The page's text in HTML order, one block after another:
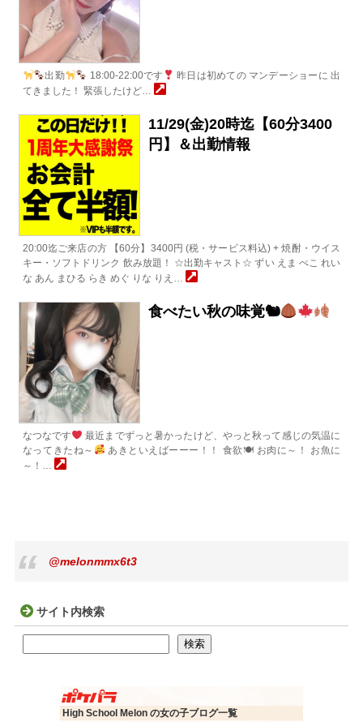
出勤 18:00-22:00です
昨日は初めての マンデーショーに 出
てきました！ 緊張したけど…
11/29(金)20時迄【60分3400
円】＆出勤情報
20:00迄ご来店の方 【60分】3400円 (税・サービス料込) + 焼酎・ウイス
キー・ソフトドリンク 飲み放題！ ☆出勤キャスト☆ ずい えま ぺこ れい
な あん まひる らき めぐ りな りえ…
食べたい秋の味覚🐿
なつなです
最近までずっと暑かったけど、やっと秋って感じの気温に
なってきたね～
あきといえばーーー！！ 食欲🍽 お肉に～！ お魚に
～！…
@melonmmx6t3
サイト内検索
検索